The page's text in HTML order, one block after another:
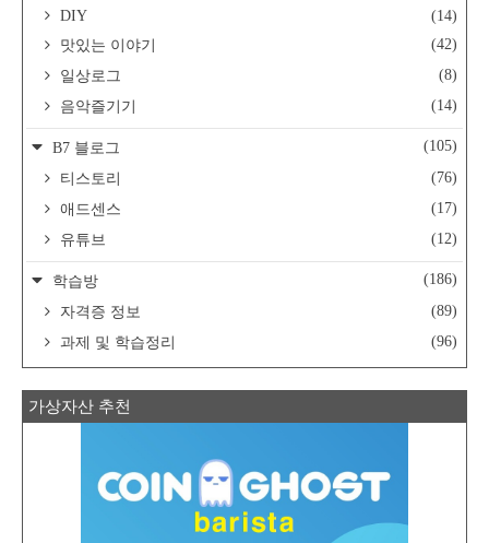
DIY
(14)
맛있는 이야기
(42)
일상로그
(8)
음악즐기기
(14)
B7 블로그
(105)
티스토리
(76)
애드센스
(17)
유튜브
(12)
학습방
(186)
자격증 정보
(89)
과제 및 학습정리
(96)
가상자산 추천